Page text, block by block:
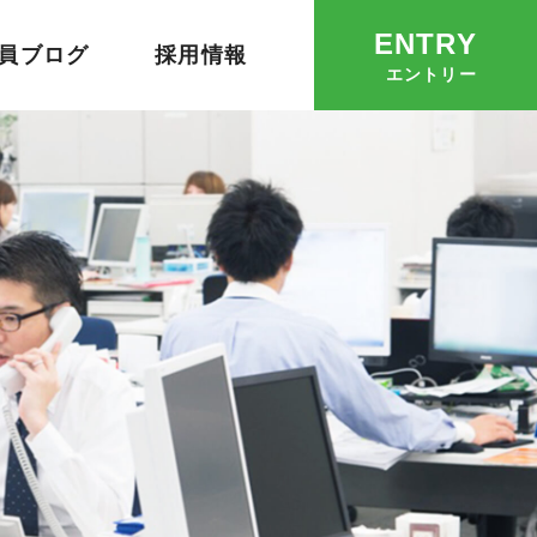
ブログ 採用情報 ENTRY
エントリー